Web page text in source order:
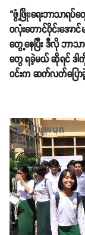
“ဖွံ့ဖြိုးရေးဘာသာရ
ဝလုံးတောင်ဝိုင်းအော
တွေ့နေပြီး ဒီလို ဘာသ
တွေ ရခဲ့မယ် ဆိုရင် ဒါ
ဝင်းက ဆက်လက်ပြော